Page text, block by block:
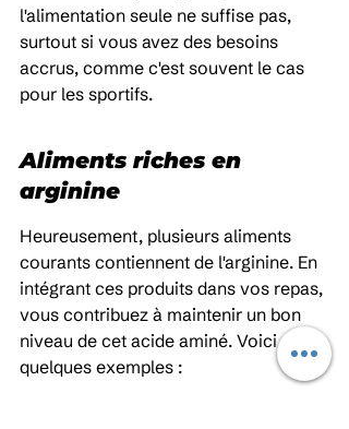
l'alimentation seule ne suffise pas,
surtout si vous avez des besoins
accrus, comme c'est souvent le cas
pour les sportifs.
Aliments riches en
arginine
Heureusement, plusieurs aliments
courants contiennent de l'arginine. En
intégrant ces produits dans vos repas,
vous contribuez à maintenir un bon
niveau de cet acide aminé. Voici
quelques exemples :